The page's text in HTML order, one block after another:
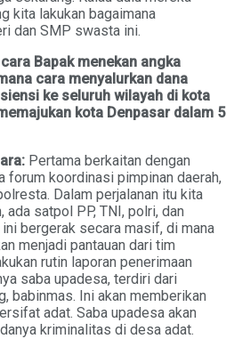
kita lakukan bagaimana
dan SMP swasta ini.
Bapak menekan angka
cara menyalurkan dana
ke seluruh wilayah di kota
kota Denpasar dalam 5
Pertama berkaitan dengan
forum koordinasi pimpinan daerah,
Dalam perjalanan itu kita
satpol PP, TNI, polri, dan
bergerak secara masif, di mana
menjadi pantauan dari tim
rutin laporan penerimaan
saba upadesa, terdiri dari
babinmas. Ini akan memberikan
adat. Saba upadesa akan
kriminalitas di desa adat.